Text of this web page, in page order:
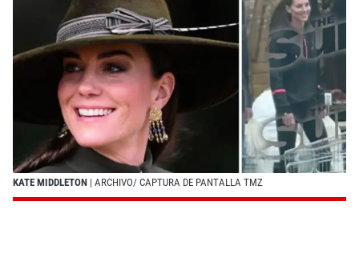
KATE MIDDLETON | ARCHIVO/ CAPTURA DE PANTALLA TMZ